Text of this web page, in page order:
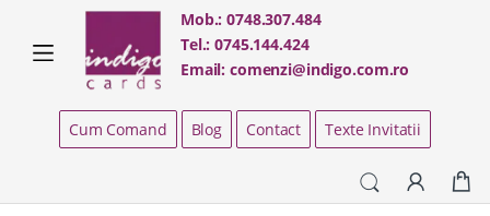
navigation
content
Mob.:0748.307.484
Tel.:0745.144.424
Email:comenzi@indigo.com.ro
Cum Comand Blog Contact Texte Invitatii